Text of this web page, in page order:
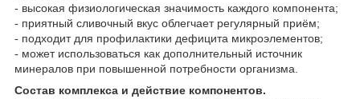
- высокая физиологическая значимость каждого компонента;
- приятный сливочный вкус облегчает регулярный приём;
- подходит для профилактики дефицита микроэлементов;
- может использоваться как дополнительный источник
минералов при повышенной потребности организма.
Состав комплекса и действие компонентов.